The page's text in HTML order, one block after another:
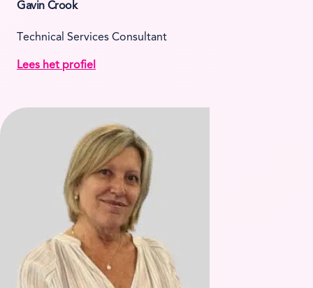
Gavin Crook
Technical Services Consultant
Lees het profiel